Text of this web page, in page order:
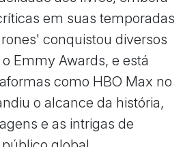
em suas temporadas
conquistou diversos
Emmy Awards, e está
como HBO Max no
o alcance da história,
e as intrigas de